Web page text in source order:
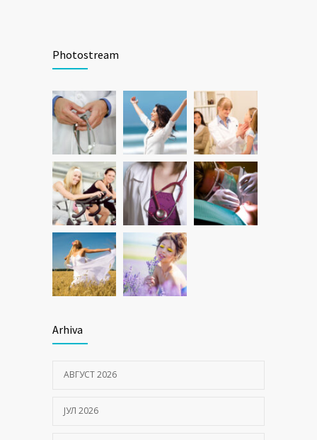
Photostream
Arhiva
АВГУСТ 2026
ЈУЛ 2026